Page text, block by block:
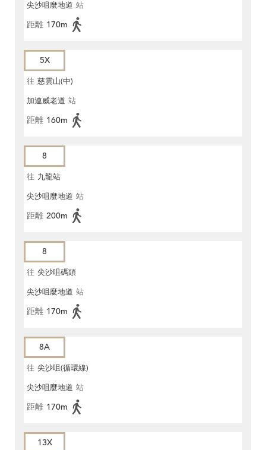
尖沙咀麼地道 站
距離 170m
5X
往 慈雲山(中)
加連威老道 站
距離 160m
8
往 九龍站
尖沙咀麼地道 站
距離 200m
8
往 尖沙咀碼頭
尖沙咀麼地道 站
距離 170m
8A
往 尖沙咀(循環線)
尖沙咀麼地道 站
距離 170m
13X